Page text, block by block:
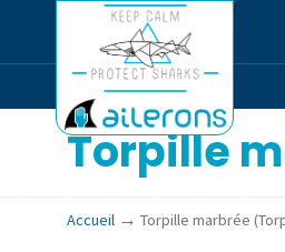
Torpille
Accueil →Torpille marbrée